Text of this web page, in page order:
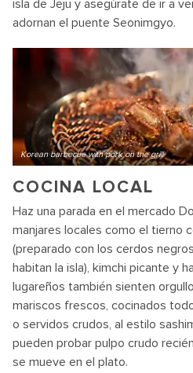
isla de Jeju y asegúrate de ir a
adornan el puente Seonimgyo.
Korean barbecue with pork on the grill
COCINA LOCAL
Haz una parada en el mercado
manjares locales como el tierno
(preparado con los cerdos
habitan la isla), kimchi picante y
lugareños también sienten
mariscos frescos, cocinados
o servidos crudos, al estilo
pueden probar pulpo crudo
se mueve en el plato.